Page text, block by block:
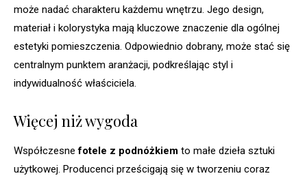
może nadać charakteru każdemu wnętrzu. Jego design,
materiał i kolorystyka mają kluczowe znaczenie dla ogólnej
estetyki pomieszczenia. Odpowiednio dobrany, może stać się
centralnym punktem aranżacji, podkreślając styl i
indywidualność właściciela.
Więcej niż wygoda
Współczesnefotele z podnóżkiem to małe dzieła sztuki
użytkowej. Producenci prześcigają się w tworzeniu coraz